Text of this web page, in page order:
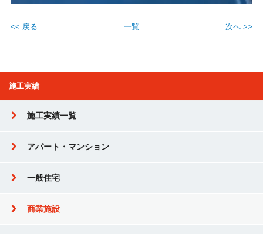
<< 戻る 一覧 次へ >>
施工実績
施工実績一覧
アパート・マンション
一般住宅
商業施設